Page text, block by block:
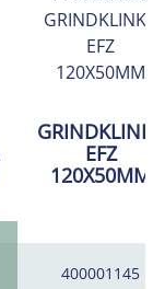
GRINDKLINKA
EFZ
120X50MM
400001145